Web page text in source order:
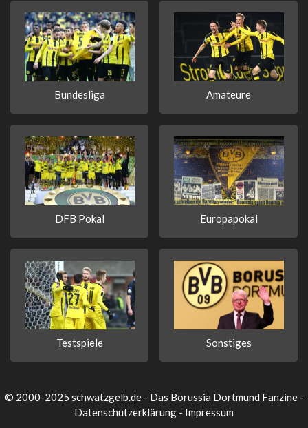
Bundesliga Amateure
DFB Pokal Europapokal
Testspiele Sonstiges
© 2000-2025 schwatzgelb.de - Das Borussia Dortmund Fanzine -
Datenschutzerklärung - Impressum